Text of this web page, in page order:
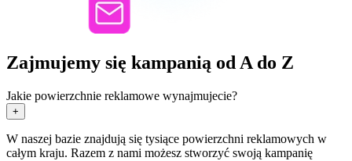
Zajmujemy się kampanią od A do Z
Jakie powierzchnie reklamowe wynajmujecie?
+
W naszej bazie znajdują się tysiące powierzchni reklamowych w
całym kraju. Razem z nami możesz stworzyć swoją kampanię